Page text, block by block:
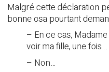
Malgré cette déclaration
bonne osa pourtant
– En ce cas,
voir ma fille, une
– Non…